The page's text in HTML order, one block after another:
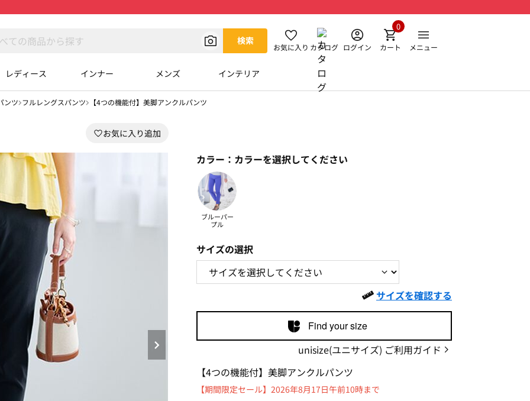
検索
お気に入り カタログ ログイン カート
0
メニュー
レディース インナー メンズ インテリア
ンツ フルレングスパンツ 【4つの機能付】美脚アンクルパンツ
カラー： カラーを選択してください
ブルーパー
プル
サイズの選択
サイズを確認する
Find your size
unisize(ユニサイズ) ご利用ガイド
【4つの機能付】美脚アンクルパンツ
【期間限定セール】2026年8月17日午前10時まで